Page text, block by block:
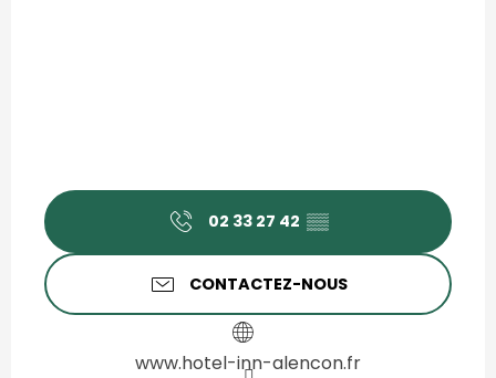
02 33 27 42 ▒▒
CONTACTEZ-NOUS
www.hotel-inn-alencon.fr